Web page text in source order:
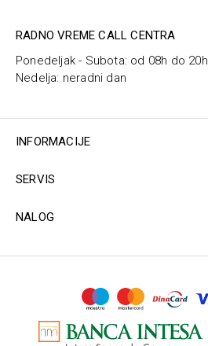
RADNO VREME CALL CENTRA
Ponedeljak - Subota: od 08h do 20h
Nedelja: neradni dan
INFORMACIJE
SERVIS
NALOG